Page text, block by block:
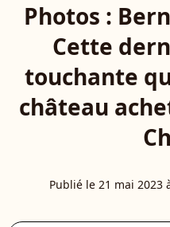
Photos :
Cette
touchante
château
Publié le 21 mai 2023